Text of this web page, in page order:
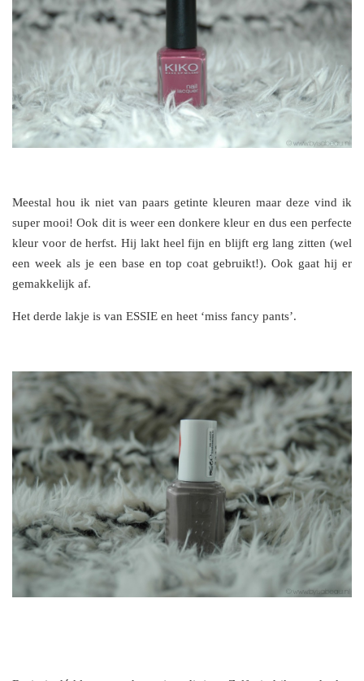
Meestal hou ik niet van paars getinte kleuren maar deze vind ik
super mooi! Ook dit is weer een donkere kleur en dus een perfecte
kleur voor de herfst. Hij lakt heel fijn en blijft erg lang zitten (wel
een week als je een base en top coat gebruikt!). Ook gaat hij er
gemakkelijk af.
Het derde lakje is van ESSIE en heet ‘miss fancy pants’.